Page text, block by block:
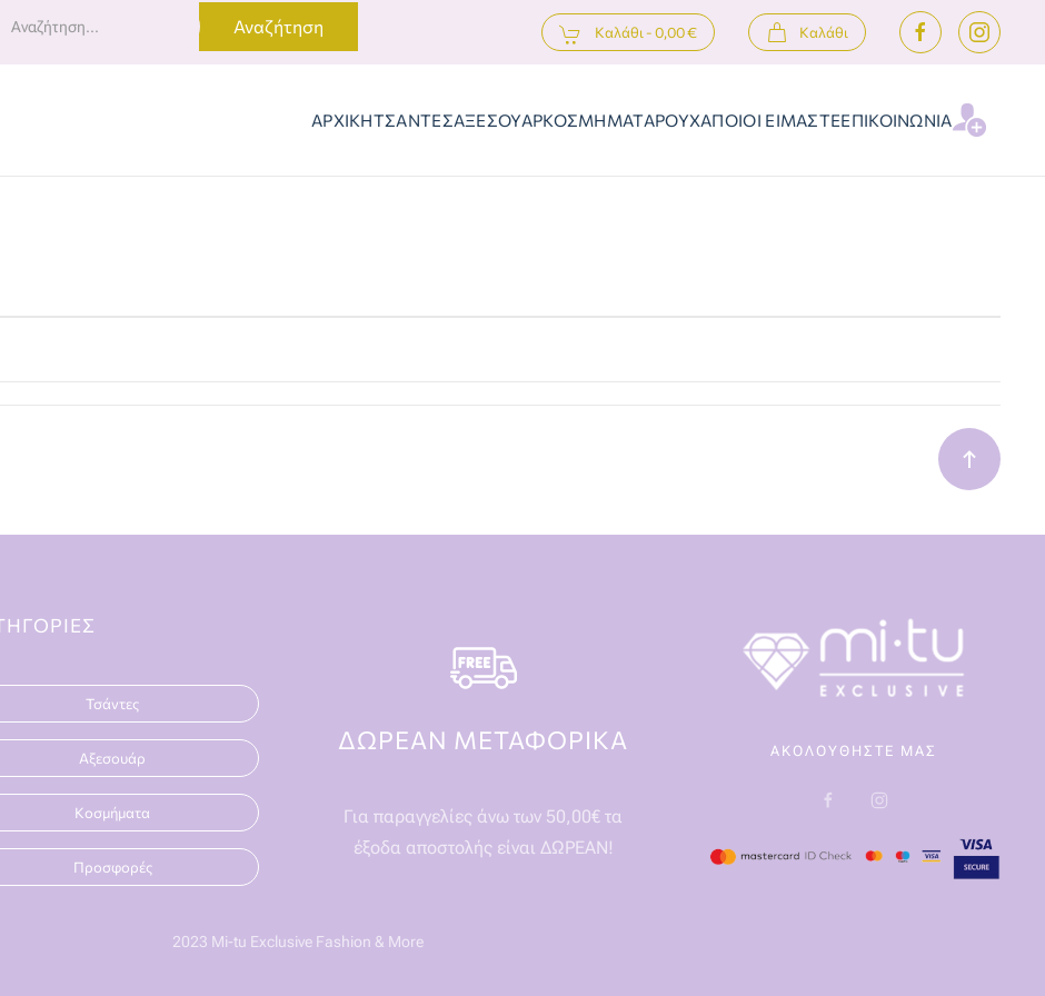
Αναζήτηση Καλάθι -0,00 € Καλάθι
ΑΡΧΙΚΗΤΣΑΝΤΕΣΑΞΕΣΟΥΑΡΚΟΣΜΗΜΑΤΑΡΟΥΧΑΠΟΙΟΙ ΕΙΜΑΣΤΕΕΠΙΚΟΙΝΩΝΙΑ
Τσάντες
Αξεσουάρ
Κοσμήματα
Προσφορές
ΔΩΡΕΑΝ ΜΕΤΑΦΟΡΙΚΑ
Για παραγγελίες άνω των 50,00€ τα
έξοδα αποστολής είναι ΔΩΡΕΑΝ!
ΑΚΟΛΟΥΘΗΣΤΕ ΜΑΣ
2023 Mi-tu Exclusive Fashion & More